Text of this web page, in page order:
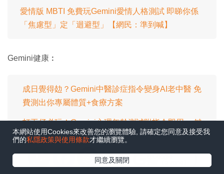
本網站使用Cookies來改善您的瀏覽體驗, 請確定您同意及接受我
們的私隱政策與使用條款才繼續瀏覽。
同意及關閉
愛情版 MBTI 免費玩Gemini愛情人格測試 即睇你係
「焦慮型」定「迴避型」【網民：準到喊】
Gemini健康︰
成日覺得攰？Gemini中醫診症指令變身AI老中醫 免
費測出你專屬體質+食療方案
打工仔必玩！Gemini心理年齡測試附指令即用 一鍵
分析你精神健康狀況